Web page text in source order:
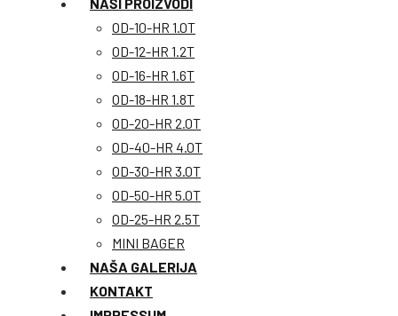
OD-10-HR 1.0T
OD-12-HR 1.2T
OD-16-HR 1.6T
OD-18-HR 1.8T
OD-20-HR 2.0T
OD-40-HR 4.0T
OD-30-HR 3.0T
OD-50-HR 5.0T
OD-25-HR 2.5T
MINI BAGER
NAŠA GALERIJA
KONTAKT